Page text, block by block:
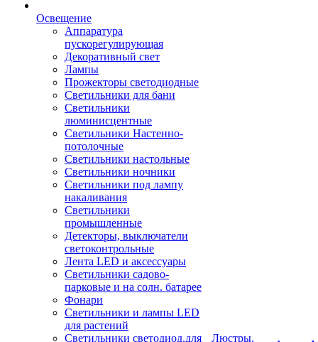
Освещение
Аппаратура
пускорегулирующая
Декоративный свет
Лампы
Прожекторы светодиодные
Светильники для бани
Светильники
люминисцентные
Светильники Настенно-
потолочные
Светильники настольные
Светильники ночники
Светильники под лампу
накаливания
Светильники
промышленные
Детекторы, выключатели
светоконтрольные
Лента LED и аксессуары
Светильники садово-
парковые и на солн. батарее
Фонари
Светильники и лампы LED
для растений
Светильники светодиод.для
Люстры,